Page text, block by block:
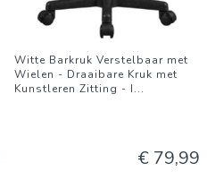
Witte Barkruk Verstelbaar met
Wielen - Draaibare Kruk met
Kunstleren Zitting - I...
€ 79,99